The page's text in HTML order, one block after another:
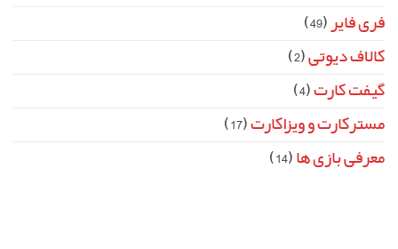
فری فایر(49)
کالاف دیوتی(2)
گیفت کارت(4)
مسترکارت و ویزاکارت(17)
معرفی بازی ها(14)